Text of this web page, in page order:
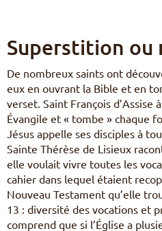
Superstition ou
De nombreux saints ont
eux en ouvrant la Bible et en
verset. Saint François d’Assise
Évangile et « tombe » chaque
Jésus appelle ses disciples à
Sainte Thérèse de Lisieux
elle voulait vivre toutes les
cahier dans lequel étaient
Nouveau Testament qu’elle
13 : diversité des vocations et
comprend que si l’Église a